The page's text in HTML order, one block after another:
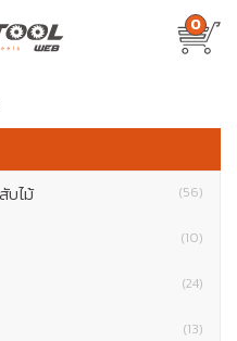
0
บไม้ (56)
(10)
(24)
(13)